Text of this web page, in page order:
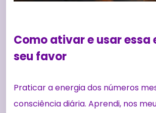
Como ativar e usar essa
seu favor
Praticar a energia dos números
consciência diária. Aprendi, nos